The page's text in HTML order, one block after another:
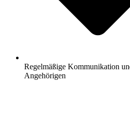
Regelmäßige Kommunikation
Angehörigen